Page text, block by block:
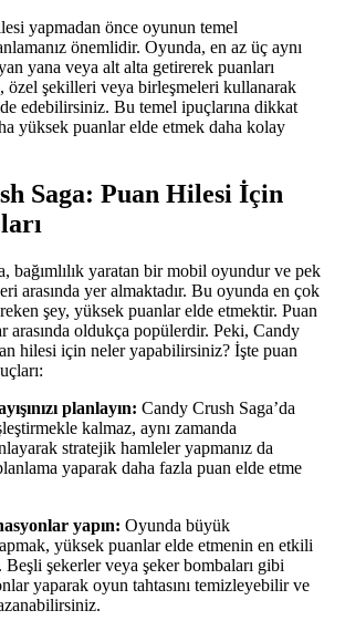
yapmadan önce oyunun temel
önemlidir. Oyunda, en az üç aynı
yana veya alt alta getirerek puanları
özel şekilleri veya birleşmeleri kullanarak
edebilirsiniz. Bu temel ipuçlarına dikkat
yüksek puanlar elde etmek daha kolay
Saga: Puan Hilesi İçin
bağımlılık yaratan bir mobil oyundur ve pek
arasında yer almaktadır. Bu oyunda en çok
şey, yüksek puanlar elde etmektir. Puan
arasında oldukça popülerdir. Peki, Candy
hilesi için neler yapabilirsiniz? İşte puan
planlayın: Candy Crush Saga’da
kalmaz, aynı zamanda
stratejik hamleler yapmanız da
yaparak daha fazla puan elde etme
yapın: Oyunda büyük
yüksek puanlar elde etmenin en etkili
şekerler veya şeker bombaları gibi
yaparak oyun tahtasını temizleyebilir ve